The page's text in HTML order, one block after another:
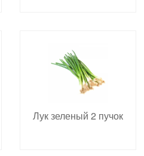
Лук зеленый 2 пучок